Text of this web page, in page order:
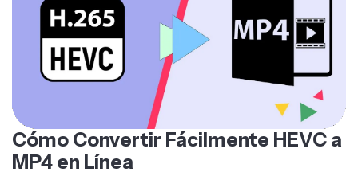
Cómo Convertir Fácilmente HEVC a
MP4 en Línea